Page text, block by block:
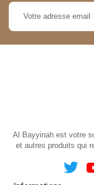
Al Bayyinah est votre
et autres produits qui